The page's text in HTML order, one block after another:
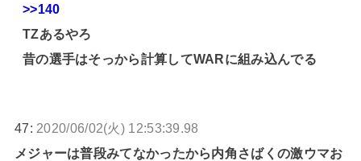
>>140
TZあるやろ
昔の選手はそっから計算してWARに組み込んでる
47: 2020/06/02(火) 12:53:39.98
メジャーは普段みてなかったから内角さばくの激ウマお